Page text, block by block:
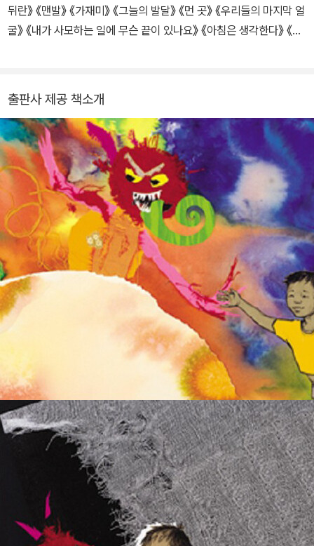
뒤란》 《맨발》 《가재미》 《그늘의 발달》 《먼 곳》 《우리들의 마지막 얼
굴》 《내가 사모하는 일에 무슨 끝이 있나요》 《아침은 생각한다》 《풀
했다.
출판사 제공 책소개